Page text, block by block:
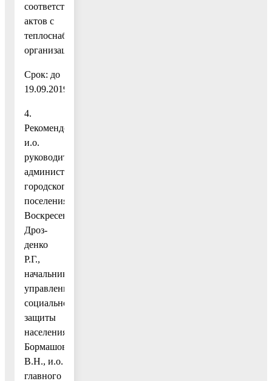
соответствующих
актов с
теплоснабжающими
организациями.
Срок: до
19.09.2019.
4.
Рекомендовать
и.о.
руководителя
администрации
городского
поселения
Воскресенск
Дроз-
денко
Р.Г.,
начальнику
управления
социальной
защиты
населения
Бормашову
В.Н., и.о.
главного